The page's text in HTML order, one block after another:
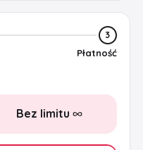
3
Płatność
Bez limitu